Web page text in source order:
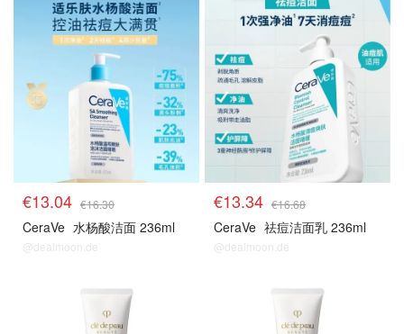
€13.04 €16.30
CeraVe 水杨酸洁面 236ml
@dealmoon.de
€13.34 €16.68
CeraVe 祛痘洁面乳 236ml
@dealmoon.de